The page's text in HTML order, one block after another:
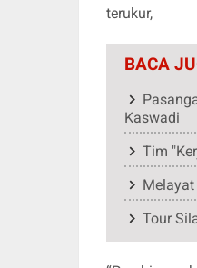
terukur,
BACA
Kaswadi
Tim
Melayat
Tour